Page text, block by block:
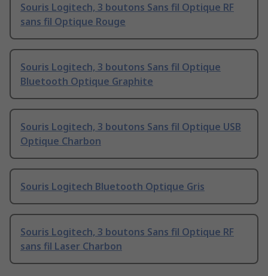
Souris Logitech, 3 boutons Sans fil Optique RF
sans fil Optique Rouge
Souris Logitech, 3 boutons Sans fil Optique
Bluetooth Optique Graphite
Souris Logitech, 3 boutons Sans fil Optique USB
Optique Charbon
Souris Logitech Bluetooth Optique Gris
Souris Logitech, 3 boutons Sans fil Optique RF
sans fil Laser Charbon